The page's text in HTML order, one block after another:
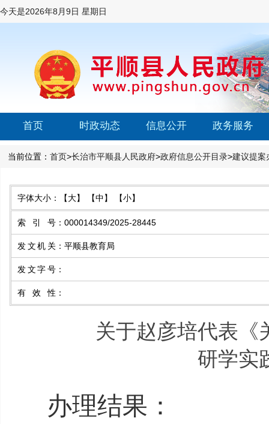
今天是2026年8月9日 星期日
首页 时政动态 信息公开 政务服务
当前位置： 首页>长治市平顺县人民政府>政府信息公开目录>建议提案
字体大小： 【大】 【中】 【小】
索引号 ： 000014349/2025-28445
发文机关 ： 平顺县教育局
发文字号 ：
有效性 ：
关于赵彦培代表《
研学实
办理结果 ：